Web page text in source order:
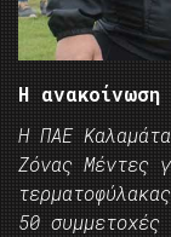
Η
Η ΠΑΕ
Ζόνας Μέντες
50